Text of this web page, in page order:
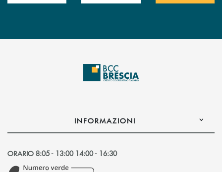
INFORMAZIONI
ORARIO 8:05 - 13:00 14:00 - 16:30